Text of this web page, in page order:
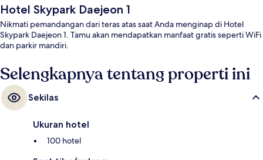
Hotel Skypark Daejeon 1
Nikmati pemandangan dari teras atas saat Anda menginap di Hotel
Skypark Daejeon 1. Tamu akan mendapatkan manfaat gratis seperti WiFi
dan parkir mandiri.
Selengkapnya tentang properti ini
Sekilas
Ukuran hotel
100 hotel